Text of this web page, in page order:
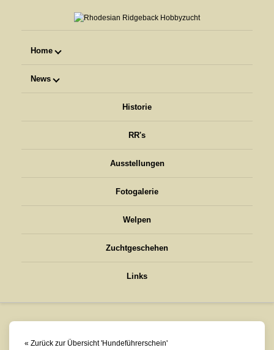
Home
News
Historie
RR's
Ausstellungen
Fotogalerie
Welpen
Zuchtgeschehen
Links
« Zurück zur Übersicht 'Hundeführerschein'